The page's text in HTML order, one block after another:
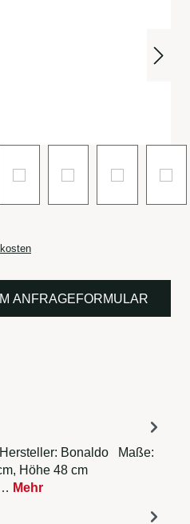
Anzahl: Gib den
ANFRAGEFORMULAR
Bonaldo Maße:
Höhe 48 cm
Mehr